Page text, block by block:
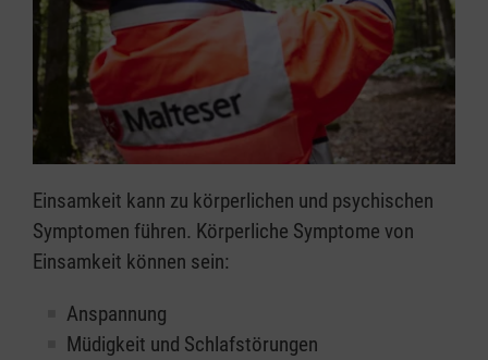
Einsamkeit kann zu körperlichen und psychischen
Symptomen führen. Körperliche Symptome von
Einsamkeit können sein:
Anspannung
Müdigkeit und Schlafstörungen